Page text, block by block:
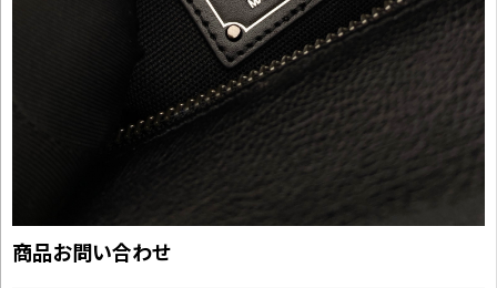
商品お問い合わせ